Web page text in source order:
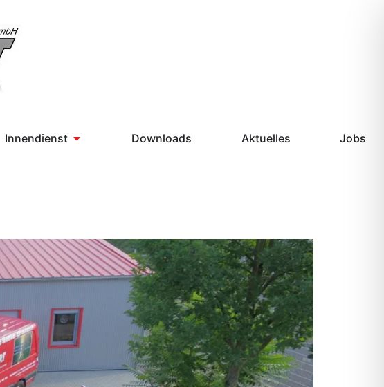
Innendienst Downloads Aktuelles Jobs